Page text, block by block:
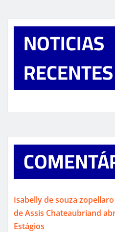
NOTICIAS
RECENTES
Isabelly de souza
de Assis Chateaubriand
Estágios